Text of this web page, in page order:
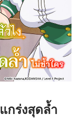
กร่งสุดล้ำ